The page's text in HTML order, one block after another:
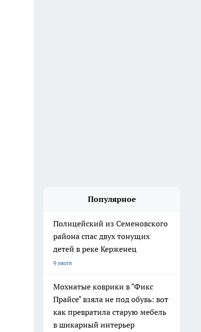
Популярное
Полицейский из Семеновского
района спас двух тонущих
детей в реке Керженец
9 июля
Мохнатые коврики в "Фикс
Прайсе" взяла не под обувь: вот
как превратила старую мебель
в шикарный интерьер